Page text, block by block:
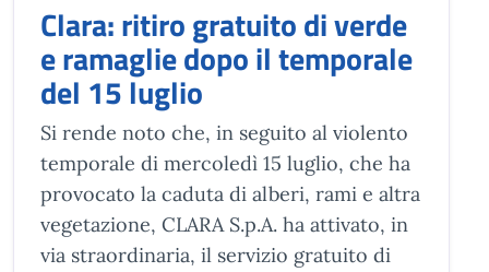
Clara: ritiro gratuito di verde
e ramaglie dopo il temporale
del 15 luglio
Si rende noto che, in seguito al violento
temporale di mercoledì 15 luglio, che ha
provocato la caduta di alberi, rami e altra
vegetazione, CLARA S.p.A. ha attivato, in
via straordinaria, il servizio gratuito di